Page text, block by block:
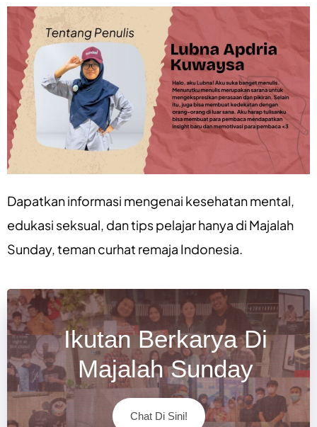
Dapatkan informasi mengenai kesehatan mental,
edukasi seksual, dantips pelajarhanya di Majalah
Sunday, teman curhat remaja Indonesia.
Ikutan Berkarya Di
Majalah Sunday
Chat Di Sini!